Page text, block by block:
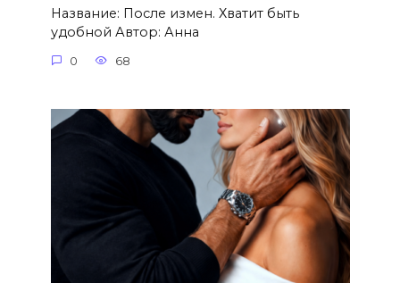
Название: После измен. Хватит быть
удобной Автор: Анна
0 68